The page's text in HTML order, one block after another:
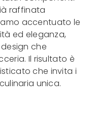
raffinata
accentuato le
ed eleganza,
che
Il risultato è
che invita i
unica.